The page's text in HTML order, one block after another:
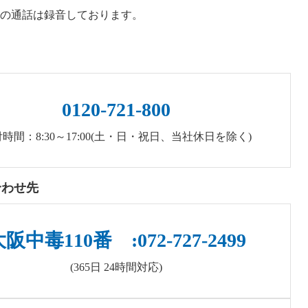
通話は録音しております。
0120-721-800
時間：8:30～17:00(土・日・祝日、当社休日を除く)
せ先
阪中毒110番 :072-727-2499
(365日 24時間対応)